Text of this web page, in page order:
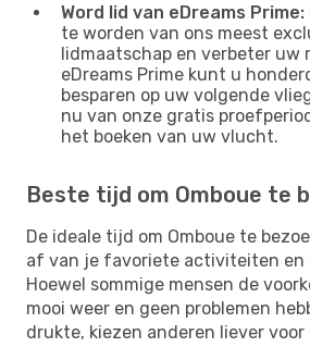
Word lid van eDreams Prime:
te worden van ons meest
lidmaatschap en verbeter uw
eDreams Prime kunt u
besparen op uw volgende
nu van onze gratis
het boeken van uw vlucht.
Beste tijd om Omboue te
De ideale tijd om Omboue te
af van je favoriete activiteiten en
Hoewel sommige mensen de
mooi weer en geen problemen
drukte, kiezen anderen liever